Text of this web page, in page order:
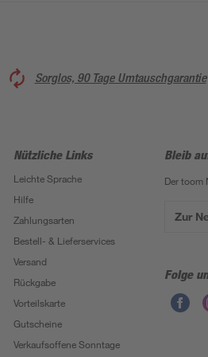
Sorglos, 90 Tage Umtauschgarantie
Nützliche Links
Leichte Sprache
Hilfe
Zahlungsarten
Bestell- & Lieferservices
Versand
Rückgabe
Vorteilskarte
Gutscheine
Verkaufsoffene Sonntage
Bleib
Der toom
Zur
Folge